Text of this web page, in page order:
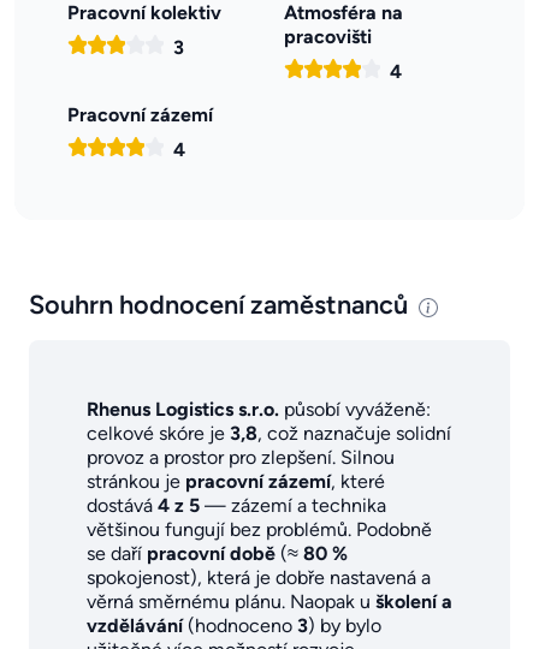
Pracovní kolektiv
3
Atmosféra na
pracovišti
4
Pracovní zázemí
4
Souhrn hodnocení zaměstnanců
Rhenus Logistics s.r.o. působí vyváženě:
celkové skóre je 3,8, což naznačuje solidní
provoz a prostor pro zlepšení. Silnou
stránkou je pracovní zázemí, které
dostává 4 z 5 — zázemí a technika
většinou fungují bez problémů. Podobně
se daří pracovní době (≈ 80 %
spokojenost), která je dobře nastavená a
věrná směrnému plánu. Naopak u školení a
vzdělávání(hodnoceno 3) by bylo